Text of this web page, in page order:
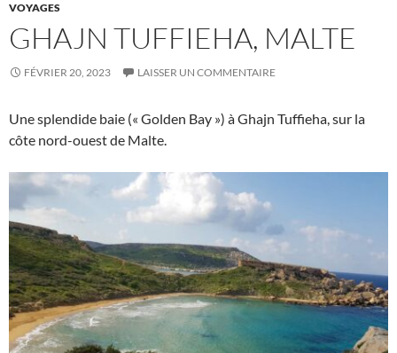
VOYAGES
GHAJN TUFFIEHA, MALTE
FÉVRIER 20, 2023 LAISSER UN COMMENTAIRE
Une splendide baie (« Golden Bay ») à Ghajn Tuffieha, sur la
côte nord-ouest de Malte.